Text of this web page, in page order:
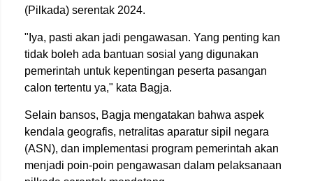
(Pilkada) serentak 2024.
"Iya, pasti akan jadi pengawasan. Yang penting kan
tidak boleh ada bantuan sosial yang digunakan
pemerintah untuk kepentingan peserta pasangan
calon tertentu ya," kata Bagja.
Selain bansos, Bagja mengatakan bahwa aspek
kendala geografis, netralitas aparatur sipil negara
(ASN), dan implementasi program pemerintah akan
menjadi poin-poin pengawasan dalam pelaksanaan